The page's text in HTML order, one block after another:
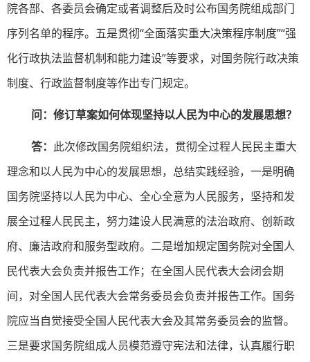
院各部、各委员会确定或者调整后及时公布国务院组成部门
序列名单的程序。五是贯彻“全面落实重大决策程序制度”“强
化行政执法监督机制和能力建设”等要求，对国务院行政决策
制度、行政监督制度等作出专门规定。
问：修订草案如何体现坚持以人民为中心的发展思想？
答： 此次修改国务院组织法，贯彻全过程人民民主重大
理念和以人民为中心的发展思想，总结实践经验，一是明确
国务院坚持以人民为中心、全心全意为人民服务，坚持和发
展全过程人民民主，努力建设人民满意的法治政府、创新政
府、廉洁政府和服务型政府。二是增加规定国务院对全国人
民代表大会负责并报告工作；在全国人民代表大会闭会期
间，对全国人民代表大会常务委员会负责并报告工作。国务
院应当自觉接受全国人民代表大会及其常务委员会的监督。
三是要求国务院组成人员模范遵守宪法和法律，认真履行职